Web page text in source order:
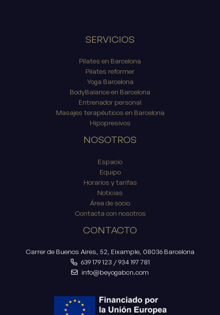
SERVICIOS
Pilates en Barcelona
Pilates reformer
Yoga Barcelona
BodyBalance en Barcelona
Entrenador personal
Masajes terapéuticos en Barcelona
Hipopresivos
NOSOTROS
Espacio
Equipo
Horarios y tarifas
Noticias
Área de socio
Contacta con nosotros
CONTACTO
Carrer de Buenos Aires, 52, Eixample, 08036 Barcelona
639 179 123 /934 197 781
info@beyogabcn.com